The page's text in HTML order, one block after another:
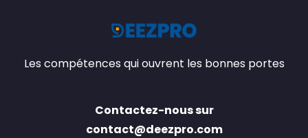
Les compétences qui ouvrent les bonnes portes
Contactez-nous sur
contact@deezpro.com